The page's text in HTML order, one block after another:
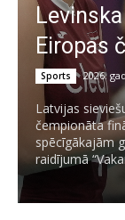
Eiropas
Sports 2026.
Latvijas
čempionāta
spēcīgākajām
raidījumā